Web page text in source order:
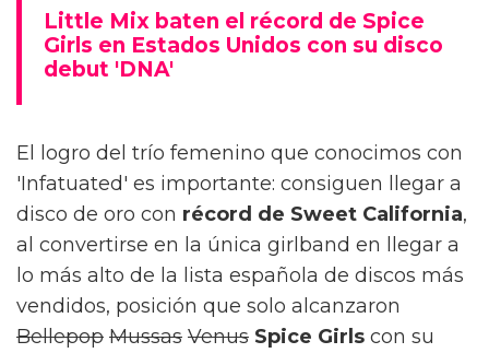
Little Mix baten el récord de Spice
Girls en Estados Unidos con su disco
debut 'DNA'
El logro del trío femenino que conocimos con
'Infatuated' es importante: consiguen llegar a
disco de oro con récord de Sweet California,
al convertirse en la única girlband en llegar a
lo más alto de la lista española de discos más
vendidos, posición que solo alcanzaron
Bellepop Mussas Venus Spice Girls con su